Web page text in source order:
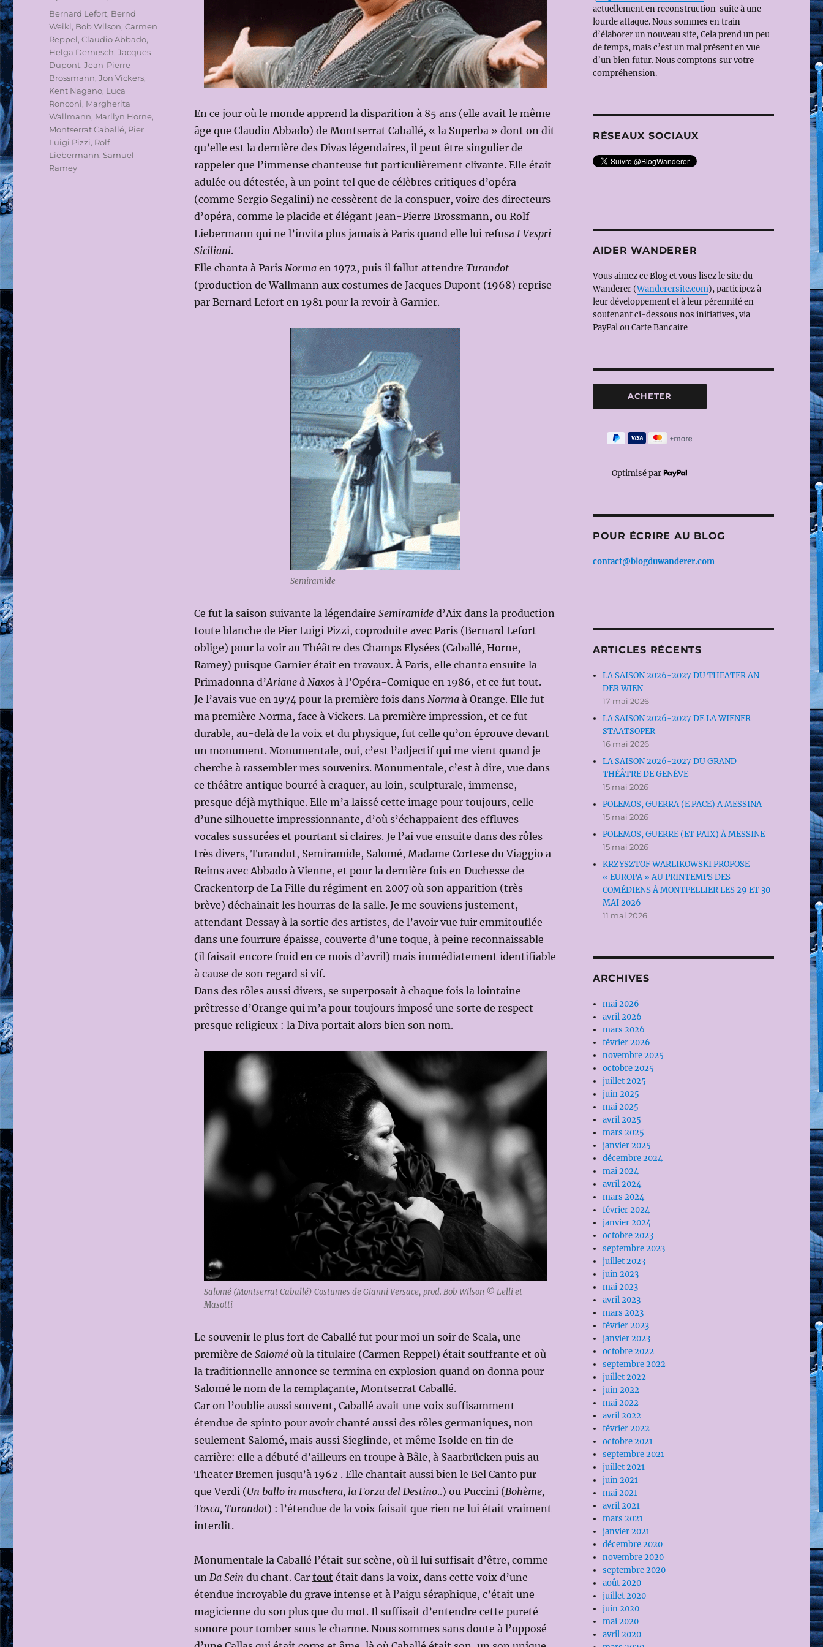
En ce jour où le monde apprend la disparition à 85 ans (elle avait le même
âge que Claudio Abbado) de Montserrat Caballé, « la Superba » dont on dit
qu’elle est la dernière des Divas légendaires, il peut être singulier de
rappeler que l’immense chanteuse fut particulièrement clivante. Elle était
adulée ou détestée, à un point tel que de célèbres critiques d’opéra
(comme Sergio Segalini) ne cessèrent de la conspuer, voire des directeurs
d’opéra, comme le placide et élégant Jean-Pierre Brossmann, ou Rolf
Liebermann qui ne l’invita plus jamais à Paris quand elle lui refusa I Vespri
Siciliani.
Elle chanta à ParisNormaen 1972, puis il fallut attendre Turandot
(production de Wallmann aux costumes de Jacques Dupont (1968) reprise
par Bernard Lefort en 1981 pour la revoir à Garnier.
Semiramide
Ce fut la saison suivante la légendaire Semiramide d’Aix dans la production
toute blanche de Pier Luigi Pizzi, coproduite avec Paris (Bernard Lefort
oblige) pour la voir au Théâtre des Champs Elysées (Caballé, Horne,
Ramey) puisque Garnier était en travaux. À Paris, elle chanta ensuite la
Primadonna d’Ariane à Naxosà l’Opéra-Comique en 1986, et ce fut tout.
Je l’avais vue en 1974 pour la première fois dans Normaà Orange. Elle fut
ma première Norma, face à Vickers. La première impression, et ce fut
durable, au-delà de la voix et du physique, fut celle qu’on éprouve devant
un monument. Monumentale, oui, c’est l’adjectif qui me vient quand je
cherche à rassembler mes souvenirs. Monumentale, c’est à dire, vue dans
ce théâtre antique bourré à craquer, au loin, sculpturale, immense,
presque déjà mythique. Elle m’a laissé cette image pour toujours, celle
d’une silhouette impressionnante, d’où s’échappaient des effluves
vocales sussurées et pourtant si claires. Je l’ai vue ensuite dans des rôles
très divers, Turandot, Semiramide, Salomé, Madame Cortese du Viaggio a
Reims avec Abbado à Vienne, et pour la dernière fois en Duchesse de
Crackentorp de La Fille du régiment en 2007 où son apparition (très
brève) déchainait les hourras de la salle. Je me souviens justement,
attendant Dessay à la sortie des artistes, de l’avoir vue fuir emmitouflée
dans une fourrure épaisse, couverte d’une toque, à peine reconnaissable
(il faisait encore froid en ce mois d’avril) mais immédiatement identifiable
à cause de son regard si vif.
Dans des rôles aussi divers, se superposait à chaque fois la lointaine
prêtresse d’Orange qui m’a pour toujours imposé une sorte de respect
presque religieux : la Diva portait alors bien son nom.
Salomé (Montserrat Caballé) Costumes de Gianni Versace, prod. Bob Wilson © Lelli et
Masotti
Le souvenir le plus fort de Caballé fut pour moi un soir de Scala, une
première de Saloméoù la titulaire (Carmen Reppel) était souffrante et où
la traditionnelle annonce se termina en explosion quand on donna pour
Salomé le nom de la remplaçante, Montserrat Caballé.
Car on l’oublie aussi souvent, Caballé avait une voix suffisamment
étendue de spinto pour avoir chanté aussi des rôles germaniques, non
seulement Salomé, mais aussi Sieglinde, et même Isolde en fin de
carrière: elle a débuté d’ailleurs en troupe à Bâle, à Saarbrücken puis au
Theater Bremen jusqu’à 1962 . Elle chantait aussi bien le Bel Canto pur
que Verdi (Un ballo in maschera, la Forza del Destino..) ou Puccini (Bohème,
Tosca, Turandot) : l’étendue de la voix faisait que rien ne lui était vraiment
interdit.
Monumentale la Caballé l’était sur scène, où il lui suffisait d’être, comme
un Da Sein du chant. Car toutétait dans la voix, dans cette voix d’une
étendue incroyable du grave intense et à l’aigu séraphique, c’était une
magicienne du son plus que du mot. Il suffisait d’entendre cette pureté
sonore pour tomber sous le charme. Nous sommes sans doute à l’opposé
Étiquettes
Bernard Lefort, Bernd
Weikl, Bob Wilson,Carmen
Reppel,Claudio Abbado,
Helga Dernesch,Jacques
Dupont,Jean-Pierre
Brossmann,Jon Vickers,
Kent Nagano, Luca
Ronconi, Margherita
Wallmann, Marilyn Horne,
Montserrat Caballé, Pier
Luigi Pizzi, Rolf
Liebermann, Samuel
Ramey
actuellement en reconstruction suite à une
lourde attaque. Nous sommes en train
d’élaborer un nouveau site, Cela prend un peu
de temps, mais c’est un mal présent en vue
d’un bien futur. Nous comptons sur votre
compréhension.
RÉSEAUX SOCIAUX
AIDER WANDERER
Vous aimez ce Blog et vous lisez le site du
Wanderer (Wanderersite.com), participez à
leur développement et à leur pérennité en
soutenant ci-dessous nos initiatives, via
PayPal ou Carte Bancaire
Optimisé par
POUR ÉCRIRE AU BLOG
contact@blogduwanderer.com
ARTICLES RÉCENTS
LA SAISON 2026-2027 DU THEATER AN
DER WIEN
17 mai 2026
LA SAISON 2026-2027 DE LA WIENER
STAATSOPER
16 mai 2026
LA SAISON 2026-2027 DU GRAND
THÉÂTRE DE GENÈVE
15 mai 2026
POLEMOS, GUERRA (E PACE) A MESSINA
15 mai 2026
POLEMOS, GUERRE (ET PAIX) À MESSINE
15 mai 2026
KRZYSZTOF WARLIKOWSKI PROPOSE
« EUROPA » AU PRINTEMPS DES
COMÉDIENS À MONTPELLIER LES 29 ET 30
MAI 2026
11 mai 2026
ARCHIVES
mai 2026
avril 2026
mars 2026
février 2026
novembre 2025
octobre 2025
juillet 2025
juin 2025
mai 2025
avril 2025
mars 2025
janvier 2025
décembre 2024
mai 2024
avril 2024
mars 2024
février 2024
janvier 2024
octobre 2023
septembre 2023
juillet 2023
juin 2023
mai 2023
avril 2023
mars 2023
février 2023
janvier 2023
octobre 2022
septembre 2022
juillet 2022
juin 2022
mai 2022
avril 2022
février 2022
octobre 2021
septembre 2021
juillet 2021
juin 2021
mai 2021
avril 2021
mars 2021
janvier 2021
décembre 2020
novembre 2020
septembre 2020
août 2020
juillet 2020
juin 2020
mai 2020
avril 2020